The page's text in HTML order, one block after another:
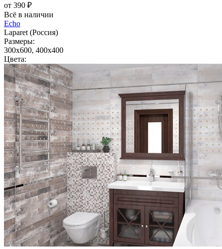
от 390 ₽
Всё в наличии
Echo
Laparet (Россия)
Размеры:
300x600, 400x400
Цвета: